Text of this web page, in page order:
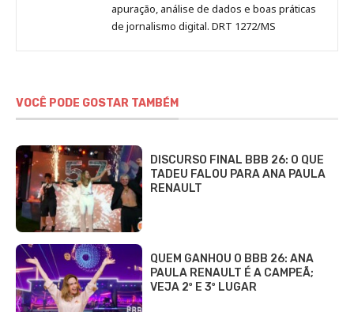
apuração, análise de dados e boas práticas
de jornalismo digital. DRT 1272/MS
VOCÊ PODE GOSTAR TAMBÉM
DISCURSO FINAL BBB 26: O QUE
TADEU FALOU PARA ANA PAULA
RENAULT
QUEM GANHOU O BBB 26: ANA
PAULA RENAULT É A CAMPEÃ;
VEJA 2º E 3º LUGAR